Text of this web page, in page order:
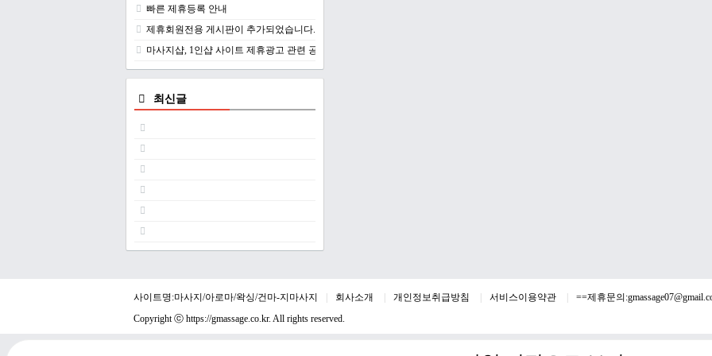
빠른 제휴등록 안내
제휴회원전용 게시판이 추가되었습니다.
마사지샵, 1인샵 사이트 제휴광고 관련 공지
최신글
사이트명:마사지/아로마/왁싱/건마-지마사지 회사소개 개인정보취급방침 서비스이용약관 ==제휴문의:
Copyright ⓒ https://gmassage.co.kr. All rights reserved.